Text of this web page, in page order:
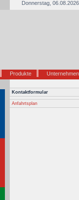
Donnerstag,
Produkte Unternehmen
Kontaktformular
Anfahrtsplan